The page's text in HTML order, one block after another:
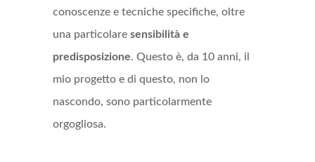
conoscenze e tecniche specifiche, oltre
una particolare sensibilità e
predisposizione. Questo è, da 10 anni, il
mio progetto e di questo, non lo
nascondo, sono particolarmente
orgogliosa.